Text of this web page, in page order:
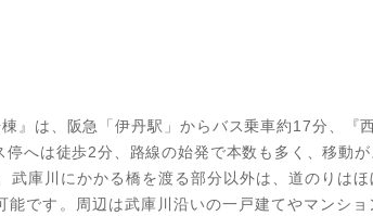
棟』は、阪急「伊丹駅」からバス乗車約17分、『
停へは徒歩2分、路線の始発で本数も多く、移動
武庫川にかかる橋を渡る部分以外は、道のりは
能です。周辺は武庫川沿いの一戸建てやマンシ